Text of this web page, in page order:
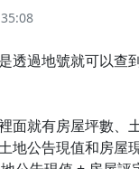
透過地號就可以查
面就有房屋坪數、
地公告現值和房屋